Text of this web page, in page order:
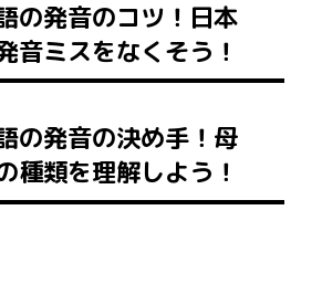
の発音のコツ！日本
音ミスをなくそう！
の発音の決め手！母
種類を理解しよう！